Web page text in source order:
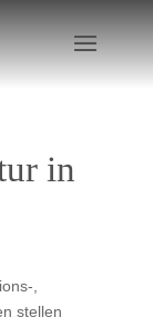
in
,
stellen